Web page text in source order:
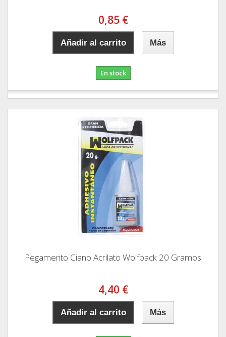
0,85 €
Añadir al carrito Más
En stock
Pegamento Ciano Acrilato Wolfpack 20 Gramos
4,40 €
Añadir al carrito Más